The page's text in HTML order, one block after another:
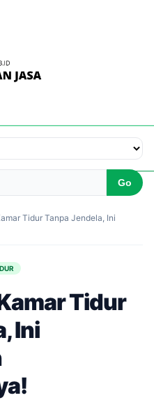
Tidur Tanpa Jendela, Ini
Tidur
Ini